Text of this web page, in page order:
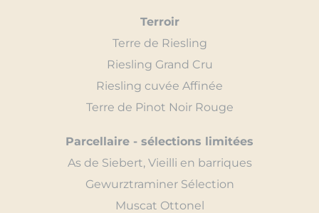
Terroir
Terre de Riesling
Riesling Grand Cru
Riesling cuvée Affinée
Terre de Pinot Noir Rouge
Parcellaire - sélections limitées
As de Siebert, Vieilli en barriques
Gewurztraminer Sélection
Muscat Ottonel